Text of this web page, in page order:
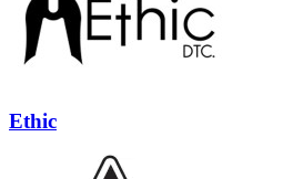
Ethic